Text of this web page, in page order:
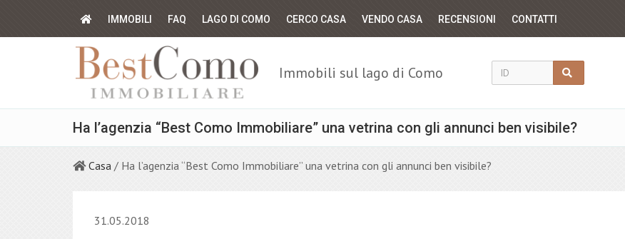
IMMOBILI FAQ LAGO DI COMO CERCO CASA VENDO CASA RECENSIONI CONTATTI
Immobili sul lago di Como
Ha l’agenzia “Best Como Immobiliare” una vetrina con gli annunci ben visibile?
Casa / Ha l’agenzia “Best Como Immobiliare” una vetrina con gli annunci ben visibile?
31.05.2018